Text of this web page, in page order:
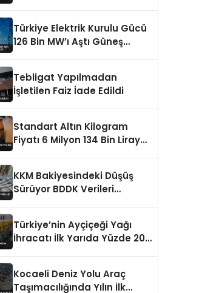
Türkiye Elektrik Kurulu Gücü
126 Bin MW’ı Aştı Güneş
Tebligat Yapılmadan
İşletilen Faiz İade Edildi
Standart Altın Kilogram
Fiyatı 6 Milyon 134 Bin Liraya
KKM Bakiyesindeki Düşüş
Sürüyor BDDK Verileri
Türkiye’nin Ayçiçeği Yağı
İhracatı İlk Yarıda Yüzde 20
Kocaeli Deniz Yolu Araç
Taşımacılığında Yılın İlk